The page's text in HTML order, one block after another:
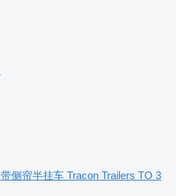
带侧帘半挂车 Tracon Trailers TO 3